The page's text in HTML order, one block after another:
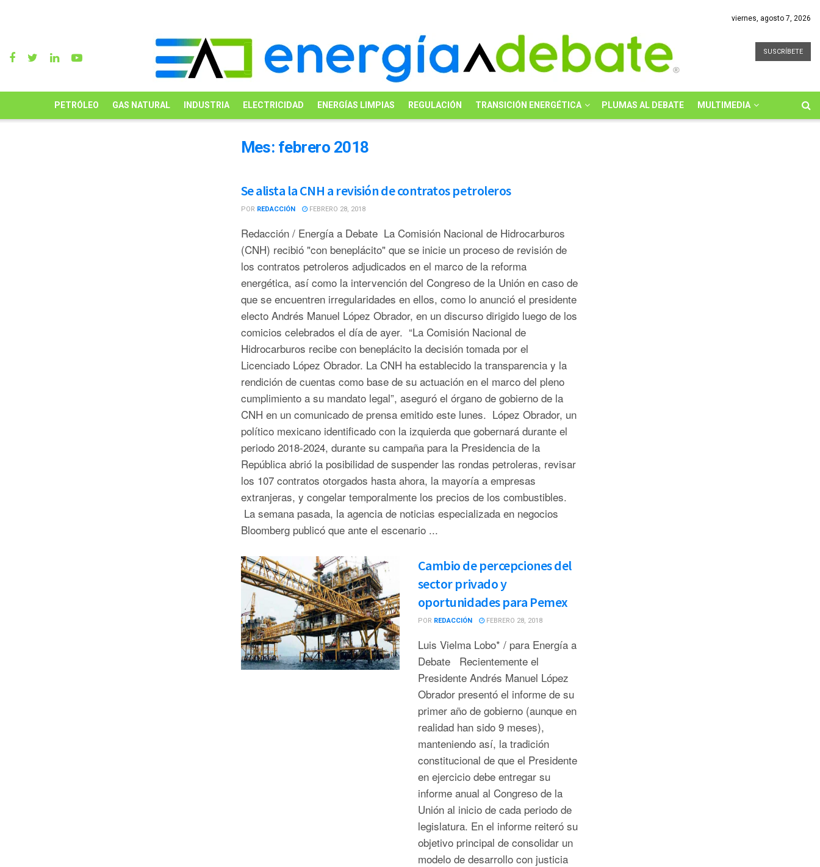
viernes, agosto 7, 2026
SUSCRÍBETE
PETRÓLEO GAS NATURAL INDUSTRIA ELECTRICIDAD ENERGÍAS LIMPIAS REGULACIÓN TRANSICIÓN ENERGÉTICA PLUMAS AL DEBATE MULTIMEDIA
Mes: febrero 2018
Se alista la CNH a revisión de contratos petroleros
POR REDACCIÓN FEBRERO 28, 2018
Redacción / Energía a Debate La Comisión Nacional de Hidrocarburos
(CNH) recibió "con beneplácito" que se inicie un proceso de revisión de
los contratos petroleros adjudicados en el marco de la reforma
energética, así como la intervención del Congreso de la Unión en caso de
que se encuentren irregularidades en ellos, como lo anunció el presidente
electo Andrés Manuel López Obrador, en un discurso dirigido luego de los
comicios celebrados el día de ayer. “La Comisión Nacional de
Hidrocarburos recibe con beneplácito la decisión tomada por el
Licenciado López Obrador. La CNH ha establecido la transparencia y la
rendición de cuentas como base de su actuación en el marco del pleno
cumplimiento a su mandato legal”, aseguró el órgano de gobierno de la
CNH en un comunicado de prensa emitido este lunes. López Obrador, un
político mexicano identificado con la izquierda que gobernará durante el
periodo 2018-2024, durante su campaña para la Presidencia de la
República abrió la posibilidad de suspender las rondas petroleras, revisar
los 107 contratos otorgados hasta ahora, la mayoría a empresas
extranjeras, y congelar temporalmente los precios de los combustibles.
La semana pasada, la agencia de noticias especializada en negocios
Bloomberg publicó que ante el escenario ...
Cambio de percepciones del
sector privado y
oportunidades para Pemex
POR REDACCIÓN FEBRERO 28, 2018
Luis Vielma Lobo* / para Energía a
Debate Recientemente el
Presidente Andrés Manuel López
Obrador presentó el informe de su
primer año de gobierno (aunque en
realidad han sido 9 meses),
manteniendo así, la tradición
constitucional de que el Presidente
en ejercicio debe entregar su
informe anual al Congreso de la
Unión al inicio de cada periodo de
legislatura. En el informe reiteró su
objetivo principal de consolidar un
modelo de desarrollo con justicia